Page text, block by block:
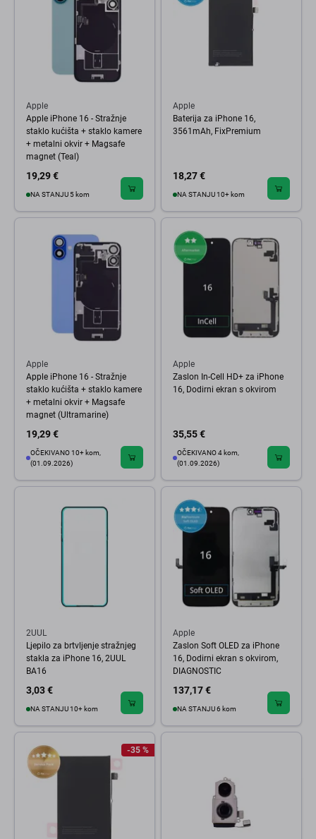
Apple
Apple iPhone 16 - Stražnje
staklo kućišta + staklo kamere
+ metalni okvir + Magsafe
magnet (Teal)
19,29 €
NA STANJU 5 kom
Apple
Baterija za iPhone 16,
3561mAh, FixPremium
18,27 €
NA STANJU 10+ kom
Apple
Apple iPhone 16 - Stražnje
staklo kućišta + staklo kamere
+ metalni okvir + Magsafe
magnet (Ultramarine)
19,29 €
OČEKIVANO 10+ kom,
(01.09.2026)
Apple
Zaslon In-Cell HD+ za iPhone
16, Dodirni ekran s okvirom
35,55 €
OČEKIVANO 4 kom,
(01.09.2026)
2UUL
Ljepilo za brtvljenje stražnjeg
stakla za iPhone 16, 2UUL
BA16
3,03 €
NA STANJU 10+ kom
Apple
Zaslon Soft OLED za iPhone
16, Dodirni ekran s okvirom,
DIAGNOSTIC
137,17 €
NA STANJU 6 kom
-35 %